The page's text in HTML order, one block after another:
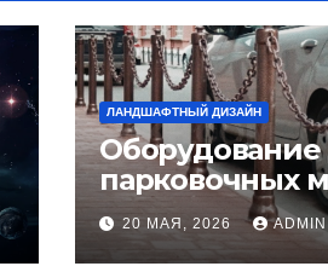
ЛАНДШАФТНЫЙ ДИЗАЙН
Оборудование
парковочных
виды,
нормы
20 МАЯ, 2026 ADMIN